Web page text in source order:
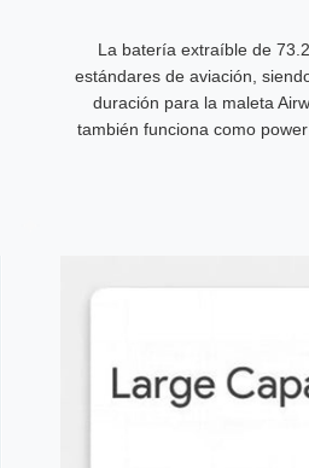
La batería extraíble de
estándares de aviación,
duración para la maleta
también funciona como